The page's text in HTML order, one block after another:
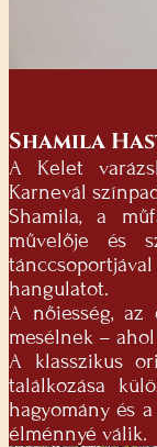
Shamila
A Kelet
Karnevál
Shamila, a
művelője és
hangulatot.
A nőiesség, az
mesélnek –
A klasszikus
találkozása
hagyomány és
élménnyé válik.